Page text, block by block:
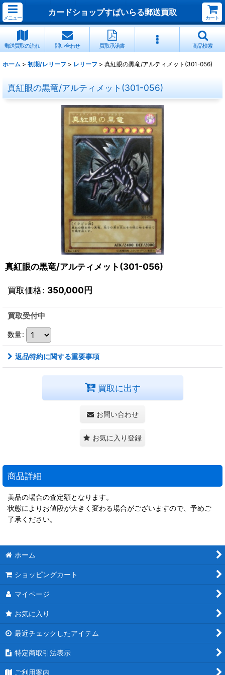
メニュー
カードショップすぱいらる郵送買取
カート
郵送買取の流れ 問い合わせ 買取承諾書 商品検索
ホーム > 初期/レリーフ > レリーフ > 真紅眼の黒竜/アルティメット(301-056)
真紅眼の黒竜/アルティメット(301-056)
真紅眼の黒竜/アルティメット(301-056)
買取価格: 350,000円
買取受付中
数量:
返品特約に関する重要事項
買取に出す
お問い合わせ
お気に入り登録
商品詳細
美品の場合の査定額となります。
状態によりお値段が大きく変わる場合がございますので、予めご
了承ください。
ホーム
ショッピングカート
マイページ
お気に入り
最近チェックしたアイテム
特定商取引法表示
ご利用案内